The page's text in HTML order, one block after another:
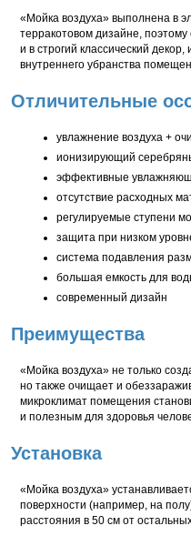
«Мойка воздуха» выполнена в
терракотовом дизайне,
и в строгий классический
внутреннего убранства
Отличительные
увлажнение воздуха +
ионизирующий
эффективные
отсутствие расходных
регулируемые ступени
защита при низком
система подавления
большая емкость для
современный дизайн
Преимущества
«Мойка воздуха» не только
но также очищает и
микроклимат помещения
и полезным для здоровья
Установка
«Мойка воздуха»
поверхности (например, на
расстояния в 50 см от